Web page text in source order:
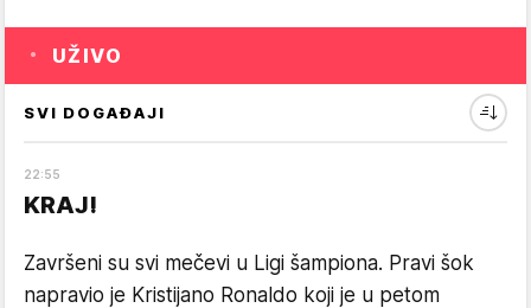
UŽIVO
SVI DOGAĐAJI
22:55
KRAJ!
Završeni su svi mečevi u Ligi šampiona. Pravi šok
napravio je Kristijano Ronaldo koji je u petom